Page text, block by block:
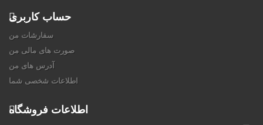
حساب کاربری
سفارشات من
صورت های مالی من
آدرس های من
اطلاعات شخصی شما
اطلاعات فروشگاه